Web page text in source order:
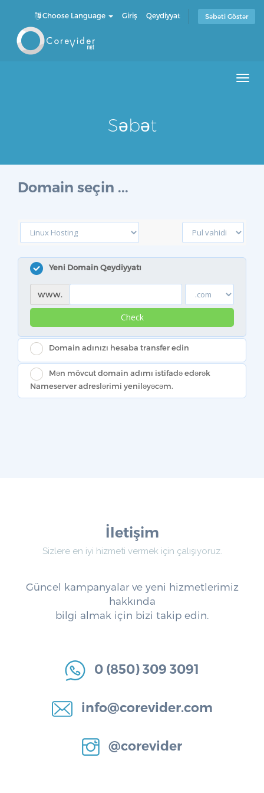
Choose Language Giriş Qeydiyyat Səbəti Göstər
Səbət
Domain seçin ...
Yeni Domain Qeydiyyatı
www.
Check
Domain adınızı hesaba transfer edin
Mən mövcut domain adımı istifadə edərək
Nameserver adreslərimi yeniləyəcəm.
İletişim
Sizlere en iyi hizmeti vermek için çalışıyoruz.
Güncel kampanyalar ve yeni hizmetlerimiz
hakkında
bilgi almak için bizi takip edin.
0 (850) 309 3091
info@corevider.com
@corevider